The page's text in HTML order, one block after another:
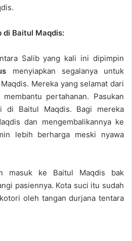
di Baitul Maqdis:
Salib yang kali ini dipimpin
menyiapkan segalanya untuk
Mereka yang selamat dari
pertahanan. Pasukan
di Baitul Maqdis. Bagi mereka
dan mengembalikannya ke
lebih berharga meski nyawa
masuk ke Baitul Maqdis bak
pasiennya. Kota suci itu sudah
oleh tangan durjana tentara